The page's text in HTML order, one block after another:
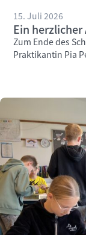
15. Juli 2026
Ein herzlicher
Zum Ende des
Praktikantin Pia